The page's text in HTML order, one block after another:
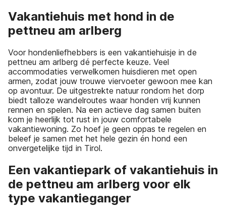
Vakantiehuis met hond in de
pettneu am arlberg
Voor hondenliefhebbers is een vakantiehuisje in de
pettneu am arlberg dé perfecte keuze. Veel
accommodaties verwelkomen huisdieren met open
armen, zodat jouw trouwe viervoeter gewoon mee kan
op avontuur. De uitgestrekte natuur rondom het dorp
biedt talloze wandelroutes waar honden vrij kunnen
rennen en spelen. Na een actieve dag samen buiten
kom je heerlijk tot rust in jouw comfortabele
vakantiewoning. Zo hoef je geen oppas te regelen en
beleef je samen met het hele gezin én hond een
onvergetelijke tijd in Tirol.
Een vakantiepark of vakantiehuis in
de pettneu am arlberg voor elk
type vakantieganger